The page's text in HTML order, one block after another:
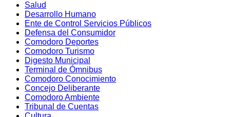
Salud
Desarrollo Humano
Ente de Control Servicios Públicos
Defensa del Consumidor
Comodoro Deportes
Comodoro Turismo
Digesto Municipal
Terminal de Ómnibus
Comodoro Conocimiento
Concejo Deliberante
Comodoro Ambiente
Tribunal de Cuentas